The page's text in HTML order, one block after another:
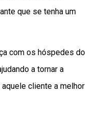
que se tenha um
com os hóspedes do
a tornar a
cliente a melhor